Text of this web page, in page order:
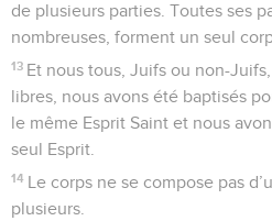
de plusieurs parties. Toutes ses
nombreuses, forment un seul
13 Et nous tous, Juifs ou non-
libres, nous avons été baptisés
le même Esprit Saint et nous
seul Esprit.
14 Le corps ne se compose pas
plusieurs.